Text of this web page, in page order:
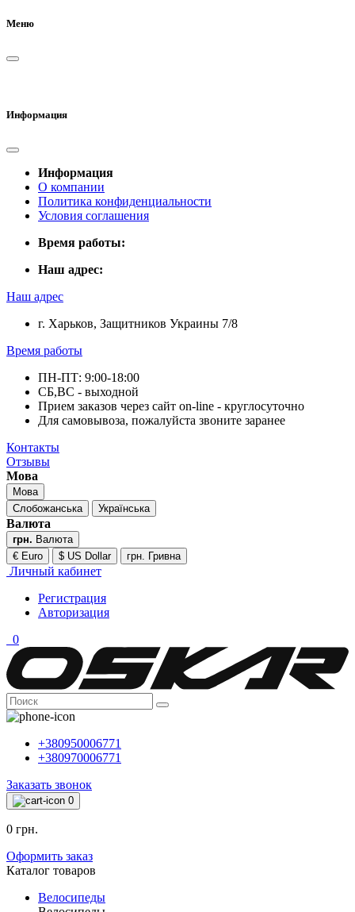
Меню
Информация
Информация
О компании
Политика конфиденциальности
Условия соглашения
Время работы:
Наш адрес:
Наш адрес
г. Харьков, Защитников Украины 7/8
Время работы
ПН-ПТ: 9:00-18:00
СБ,ВС - выходной
Прием заказов через сайт on-line - круглосуточно
Для самовывоза, пожалуйста звоните заранее
Контакты
Отзывы
Мова
Мова
Слобожанська
Українська
Валюта
грн. Валюта
€ Euro
$ US Dollar грн. Гривна
Личный кабинет
Регистрация
Авторизация
0
+380950006771
+380970006771
Заказать звонок
0
0 грн.
Оформить заказ
Каталог товаров
Велосипеды